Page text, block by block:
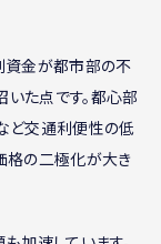
資金が都市部の不
た点です。都心部
ど交通利便性の低
格の二極化が大き